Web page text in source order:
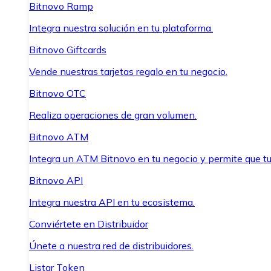
Bitnovo Ramp
Integra nuestra solución en tu plataforma.
Bitnovo Giftcards
Vende nuestras tarjetas regalo en tu negocio.
Bitnovo OTC
Realiza operaciones de gran volumen.
Bitnovo ATM
Integra un ATM Bitnovo en tu negocio y permite que
Bitnovo API
Integra nuestra API en tu ecosistema.
Conviértete en Distribuidor
Únete a nuestra red de distribuidores.
Listar Token